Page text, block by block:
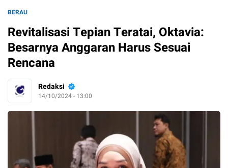
BERAU
Revitalisasi Tepian Teratai, Oktavia:
Besarnya Anggaran Harus Sesuai
Rencana
Redaksi
14/10/2024 - 13:00